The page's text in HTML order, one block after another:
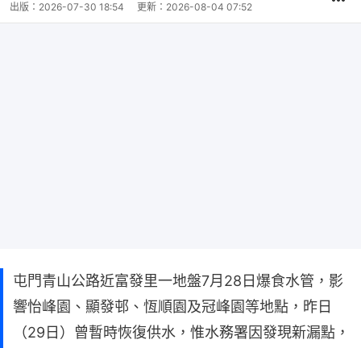
出版： 2026-07-30 18:54 更新： 2026-08-04 07:52
屯門青山公路近富發里一地盤7月28日爆食水管，影
響怡峰園、顯發邨、恆順園及冠峰園等地點，昨日
（29日）曾暫時恢復供水，惟水務署因發現新漏點，